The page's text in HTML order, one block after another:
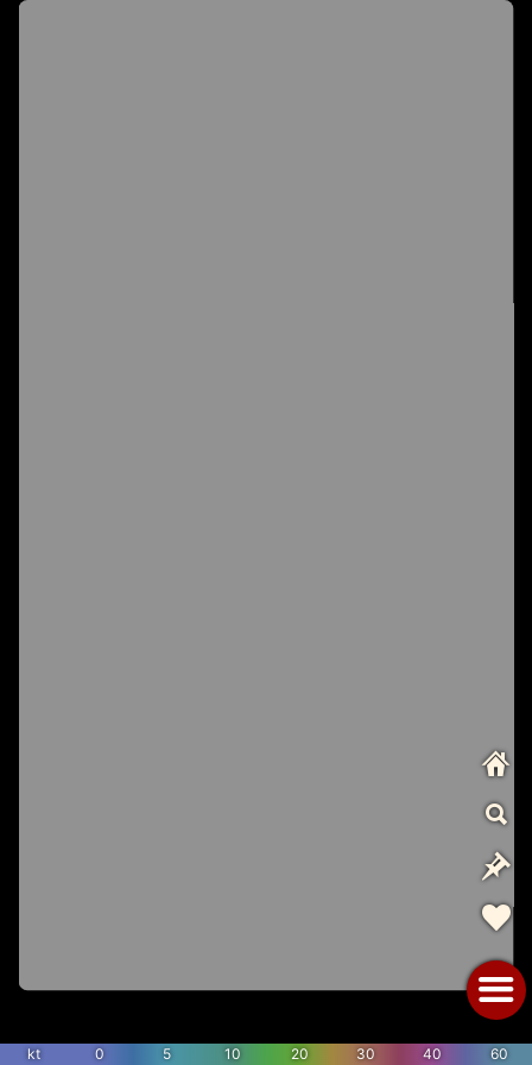
kt 0 5 10 20 30 40 60